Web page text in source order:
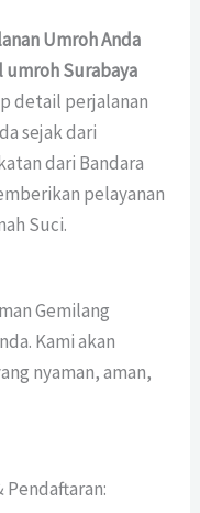
Umroh Anda
umroh Surabaya
detail perjalanan
sejak dari
dari Bandara
pelayanan
Suci.
Gemilang
Kami akan
nyaman, aman,